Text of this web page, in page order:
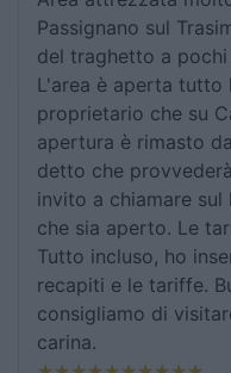
Passignano sul
del traghetto a
L'area è aperta tutto
proprietario che su
apertura è rimasto
detto che
invito a chiamare
che sia aperto. Le
Tutto incluso, ho
recapiti e le tariffe.
consigliamo di
carina.